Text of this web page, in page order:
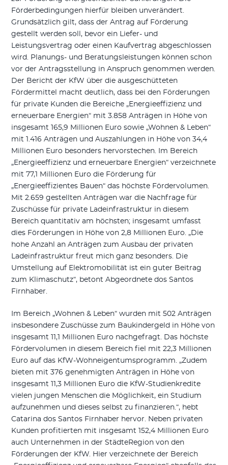
Förderbedingungen hierfür bleiben unverändert.
Grundsätzlich gilt, dass der Antrag auf Förderung
gestellt werden soll, bevor ein Liefer- und
Leistungsvertrag oder einen Kaufvertrag abgeschlossen
wird. Planungs- und Beratungsleistungen können schon
vor der Antragsstellung in Anspruch genommen werden.
Der Bericht der KfW über die ausgeschütteten
Fördermittel macht deutlich, dass bei den Förderungen
für private Kunden die Bereiche „Energieeffizienz und
erneuerbare Energien“ mit 3.858 Anträgen in Höhe von
insgesamt 165,9 Millionen Euro sowie „Wohnen & Leben“
mit 1.416 Anträgen und Auszahlungen in Höhe von 34,4
Millionen Euro besonders hervorstechen. Im Bereich
„Energieeffizienz und erneuerbare Energien“ verzeichnete
mit 77,1 Millionen Euro die Förderung für
„Energieeffizientes Bauen“ das höchste Fördervolumen.
Mit 2.659 gestellten Anträgen war die Nachfrage für
Zuschüsse für private Ladeinfrastruktur in diesem
Bereich quantitativ am höchsten; insgesamt umfasst
dies Förderungen in Höhe von 2,8 Millionen Euro. „Die
hohe Anzahl an Anträgen zum Ausbau der privaten
Ladeinfrastruktur freut mich ganz besonders. Die
Umstellung auf Elektromobilität ist ein guter Beitrag
zum Klimaschutz“, betont Abgeordnete dos Santos
Firnhaber.
Im Bereich „Wohnen & Leben“ wurden mit 502 Anträgen
insbesondere Zuschüsse zum Baukindergeld in Höhe von
insgesamt 11,1 Millionen Euro nachgefragt. Das höchste
Fördervolumen in diesem Bereich fiel mit 22,3 Millionen
Euro auf das KfW-Wohneigentumsprogramm. „Zudem
bieten mit 376 genehmigten Anträgen in Höhe von
insgesamt 11,3 Millionen Euro die KfW-Studienkredite
vielen jungen Menschen die Möglichkeit, ein Studium
aufzunehmen und dieses selbst zu finanzieren.“, hebt
Catarina dos Santos Firnhaber hervor. Neben privaten
Kunden profitierten mit insgesamt 152,4 Millionen Euro
auch Unternehmen in der StädteRegion von den
Förderungen der KfW. Hier verzeichnete der Bereich